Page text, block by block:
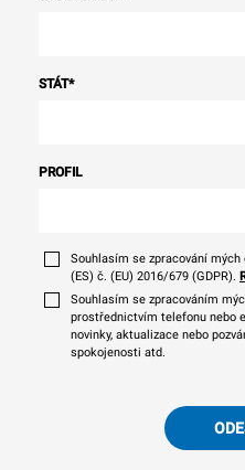
STÁT*
PROFIL
Souhlasím se zpracování
(ES) č. (EU) 2016/679 (GDPR).
Souhlasím se zpracováním
prostřednictvím telefonu nebo
novinky, aktualizace nebo
spokojenosti atd.